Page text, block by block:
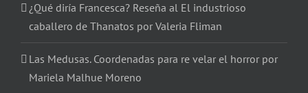
¿Qué diría Francesca? Reseña al El industrioso
caballero de Thanatos por Valeria Fliman
Las Medusas. Coordenadas para re velar el horror por
Mariela Malhue Moreno